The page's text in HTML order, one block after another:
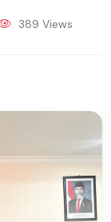
389 Views